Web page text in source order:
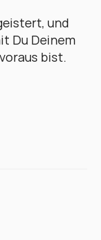
und
Du Deinem
bist.